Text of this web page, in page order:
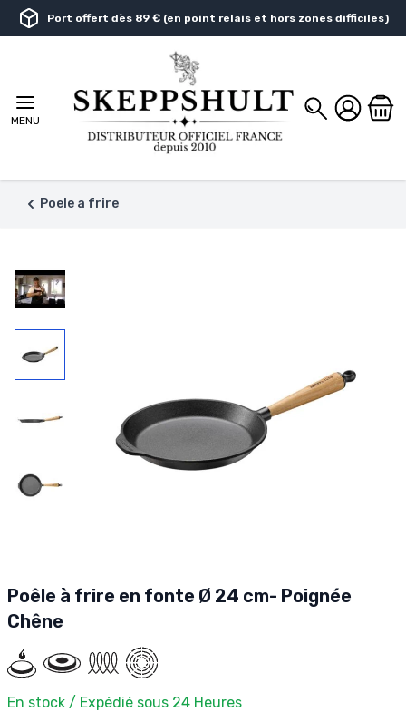
Aller au contenu
Port offert dès 89 € (en point relais et hors zones difficiles)
MENU
Chercher
Poele a frire
Poêle à frire en fonte Ø 24 cm- Poignée
Chêne
En stock / Expédié sous 24 Heures